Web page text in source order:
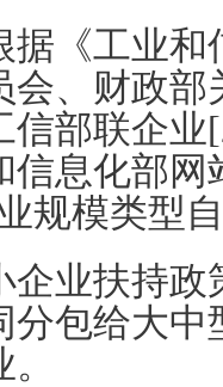
据《工业
会、财政
信部联企业
信息化部网
规模类型
企业扶持
分包给大